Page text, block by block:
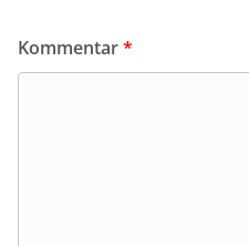
Kommentar*